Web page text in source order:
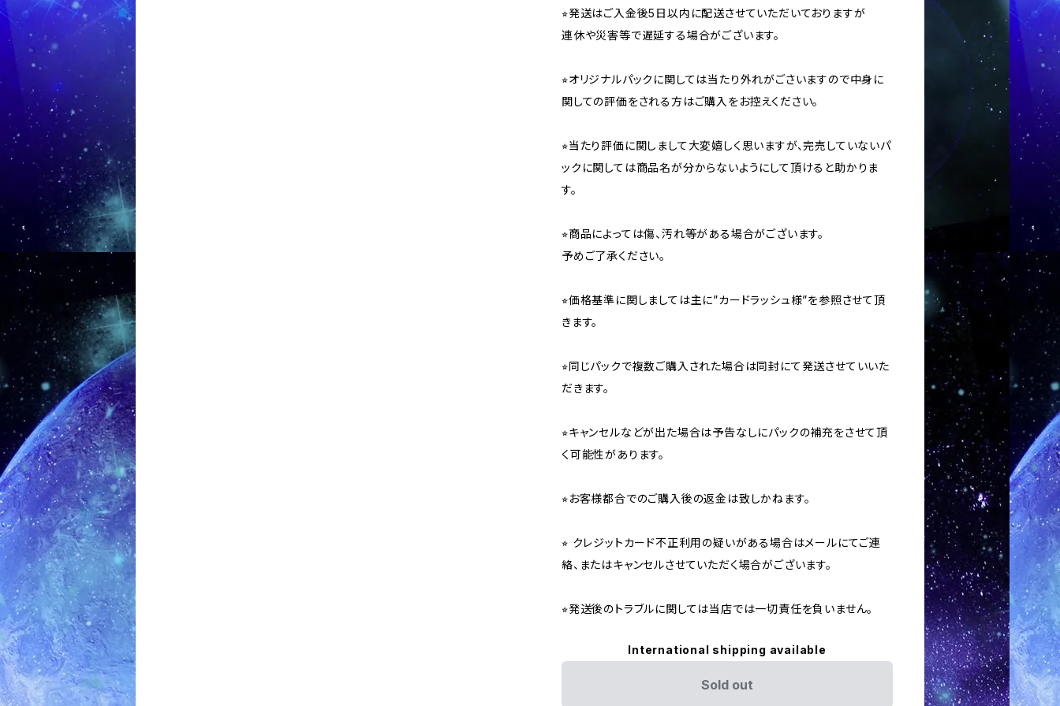
⭐︎発送はご入金後5日以内に配送させていただいておりますが
連休や災害等で遅延する場合がございます。
⭐︎オリジナルパックに関しては当たり外れがごさいますので中身に
関しての評価をされる方はご購入をお控えください。
⭐︎当たり評価に関しまして大変嬉しく思いますが、完売していないパ
ックに関しては商品名が分からないようにして頂けると助かりま
す。
⭐︎商品によっては傷、汚れ等がある場合がございます。
予めご了承ください。
⭐︎価格基準に関しましては主に”カードラッシュ様”を参照させて頂
きます。
⭐︎同じパックで複数ご購入された場合は同封にて発送させていいた
だきます。
⭐︎キャンセルなどが出た場合は予告なしにパックの補充をさせて頂
く可能性があります。
⭐︎お客様都合でのご購入後の返金は致しかねます。
⭐︎ クレジットカード不正利用の疑いがある場合はメールにてご連
絡、またはキャンセルさせていただく場合がございます。
⭐︎発送後のトラブルに関しては当店では一切責任を負いません。
International shipping available
Sold out